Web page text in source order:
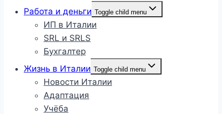
Работа и деньги Toggle child menu
ИП в Италии
SRL и SRLS
Бухгалтер
Жизнь в Италии Toggle child menu
Новости Италии
Адаптация
Учёба